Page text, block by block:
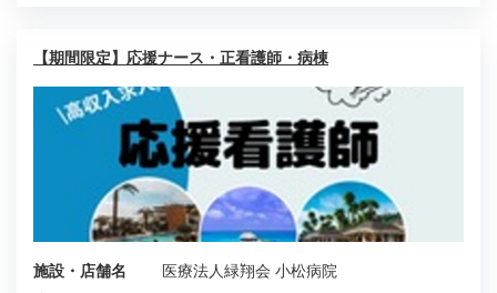
【期間限定】応援ナース・正看護師・病棟
施設・店舗名
医療法人緑翔会 小松病院